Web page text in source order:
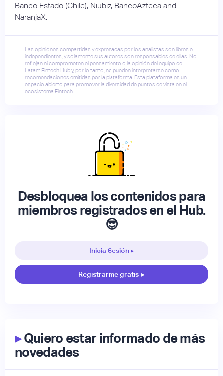
Banco Estado (Chile), Niubiz, BancoAzteca and
NaranjaX.
Las opiniones compartidas y expresadas por los analistas son libres e
independientes, y solamente sus autores son responsables de ellas. No
reflejan ni comprometen el pensamiento o la opinión del equipo de
Latam Fintech Hub y, por lo tanto, no pueden interpretarse como
recomendaciones emitidas por la plataforma. Esta plataforma es un
espacio abierto para promover la diversidad de puntos de vista en el
ecosistema Fintech.
Desbloquea los contenidos para
miembros registrados en el Hub.
😎
Inicia Sesión ▸
Registrarme gratis ▸
▸Quiero estar informado de más
novedades